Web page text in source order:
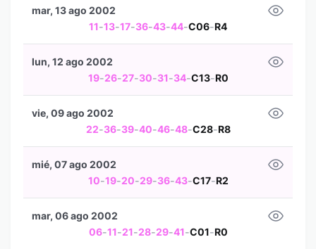
11-13-17-36-43-44-C06-R4
mar, 13 ago 2002
19-26-27-30-31-34-C13-R0
lun, 12 ago 2002
22-36-39-40-46-48-C28-R8
vie, 09 ago 2002
10-19-20-29-36-43-C17-R2
mié, 07 ago 2002
06-11-21-28-29-41-C01-R0
mar, 06 ago 2002